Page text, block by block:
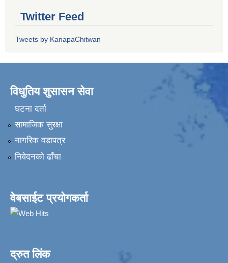
Twitter Feed
Tweets by KanapaChitwan
विधुतिय शुसासन सेवा
घटना दर्ता
सामाजिक सुरक्षा
नागरिक वडापत्र
निवेदनकाे ढाँचा
वेबसाईट प्रयोगकर्ता
द्रुत लिंक